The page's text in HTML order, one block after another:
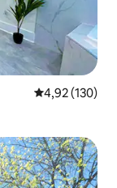
4,92 de uma
4,92 (130)